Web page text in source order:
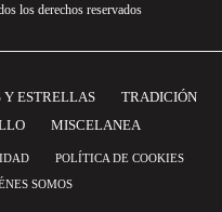
los derechos reservados
Y ESTRELLAS
TRADICIÓN
MISCELANEA
POLÍTICA DE COOKIES
SOMOS